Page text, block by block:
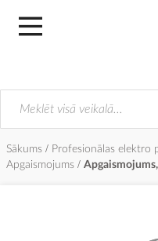
Sākums
Profesionālas elektro
Apgaismojums